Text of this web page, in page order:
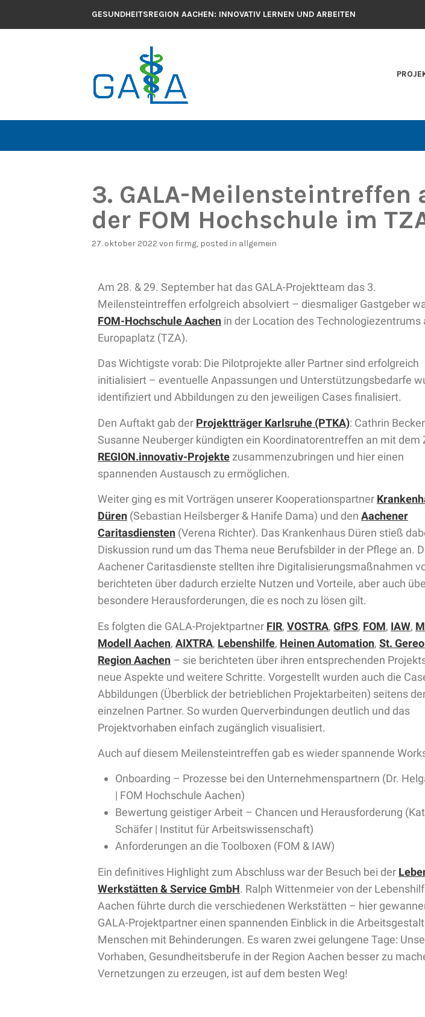
GESUNDHEITSREGION AACHEN: INNOVATIV LERNEN UND ARBEITEN
3. GALA-Meilensteintreffen
der FOM Hochschule im
27. oktober 2022 von firmg, posted in allgemein
Am 28. & 29. September hat das GALA-Projektteam das 3.
Meilensteintreffen erfolgreich absolviert – diesmaliger Gastgeber
FOM-Hochschule Aachen in der Location des Technologiezentrums
Europaplatz (TZA).
Das Wichtigste vorab: Die Pilotprojekte aller Partner sind erfolgreich
initialisiert – eventuelle Anpassungen und Unterstützungsbedarfe
identifiziert und Abbildungen zu den jeweiligen Cases finalisiert.
Den Auftakt gab der Projektträger Karlsruhe (PTKA): Cathrin
Susanne Neuberger kündigten ein Koordinatorentreffen an mit dem
REGION.innovativ-Projekte zusammenzubringen und hier einen
spannenden Austausch zu ermöglichen.
Weiter ging es mit Vorträgen unserer Kooperationspartner
Düren (Sebastian Heilsberger & Hanife Dama) und den Aachener
Caritasdiensten (Verena Richter). Das Krankenhaus Düren stieß
Diskussion rund um das Thema neue Berufsbilder in der Pflege an.
Aachener Caritasdienste stellten ihre Digitalisierungsmaßnahmen
berichteten über dadurch erzielte Nutzen und Vorteile, aber auch
besondere Herausforderungen, die es noch zu lösen gilt.
Es folgten die GALA-Projektpartner FIR, VOSTRA, GfPS, FOM, IAW,
Modell Aachen, AIXTRA, Lebenshilfe, Heinen Automation, St.
Region Aachen – sie berichteten über ihren entsprechenden
neue Aspekte und weitere Schritte. Vorgestellt wurden auch die
Abbildungen (Überblick der betrieblichen Projektarbeiten) seitens
einzelnen Partner. So wurden Querverbindungen deutlich und das
Projektvorhaben einfach zugänglich visualisiert.
Auch auf diesem Meilensteintreffen gab es wieder spannende
Onboarding – Prozesse bei den Unternehmenspartnern (Dr.
| FOM Hochschule Aachen)
Bewertung geistiger Arbeit – Chancen und Herausforderung
Schäfer | Institut für Arbeitswissenschaft)
Anforderungen an die Toolboxen (FOM & IAW)
Ein definitives Highlight zum Abschluss war der Besuch bei der
Werkstätten & Service GmbH. Ralph Wittenmeier von der
Aachen führte durch die verschiedenen Werkstätten – hier
GALA-Projektpartner einen spannenden Einblick in die
Menschen mit Behinderungen. Es waren zwei gelungene Tage:
Vorhaben, Gesundheitsberufe in der Region Aachen besser zu
Vernetzungen zu erzeugen, ist auf dem besten Weg!